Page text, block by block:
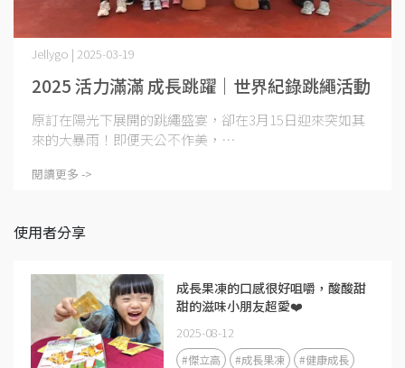
2025 活力滿滿 成長跳躍｜世界紀錄跳繩活動
Jellygo | 2025-03-19
原訂在陽光下展開的跳繩盛宴，卻在3月15日迎來突如其
來的大暴雨！即便天公不作美，⋯
閱讀更多 ->
使用者分享
成長果凍的口感很好咀嚼，酸酸甜
甜的滋味小朋友超愛❤️
2025-08-12
#傑立高 #成長果凍
#健康成長